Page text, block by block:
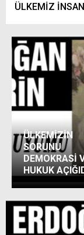
ÜLKEMİZ
ÜLKEMİZİN
SORUNU
DEMOKRASİ
HUKUK